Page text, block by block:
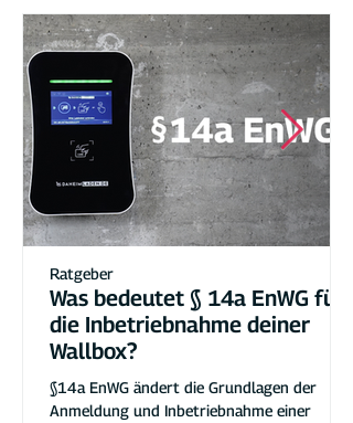
Was bedeutet § 14a EnWG für
die Inbetriebnahme deiner
Wallbox?
§14a EnWG ändert die Grundlagen der
Anmeldung und Inbetriebnahme einer
Ratgeber